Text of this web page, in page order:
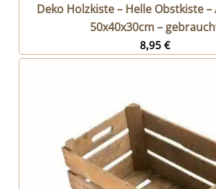
Deko Holzkiste – Helle Obstkiste –
50x40x30cm –
8,95 €